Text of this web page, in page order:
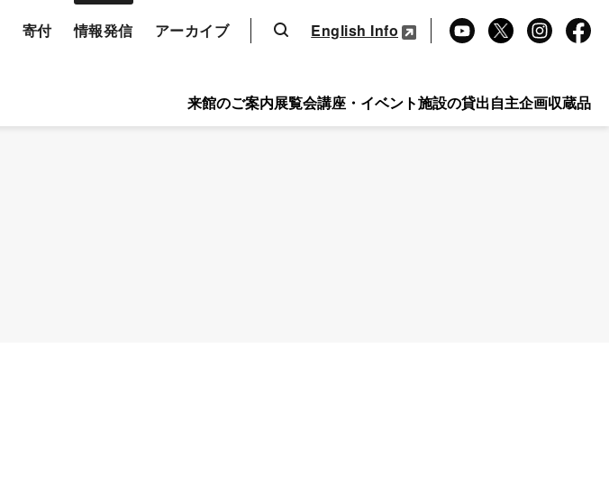
寄付 情報発信 アーカイブ
検索
English Info
Yo
e
X
Ins
m
Fa
ok
来館のご案内展覧会講座・イベント施設の貸出自主企画収蔵品